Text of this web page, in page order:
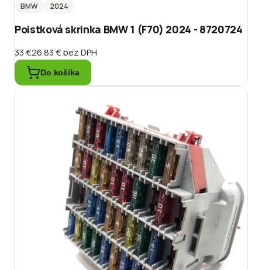
BMW
2024
Poistková skrinka BMW 1 (F70) 2024 - 8720724
33 €26.83 €bez DPH
Do košíka